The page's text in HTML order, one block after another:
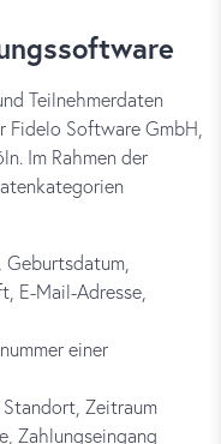
Teilnehmerdaten
Fidelo Software GmbH,
Im Rahmen der
Geburtsdatum,
E-Mail-Adresse,
einer
Zeitraum
Zahlungseingang